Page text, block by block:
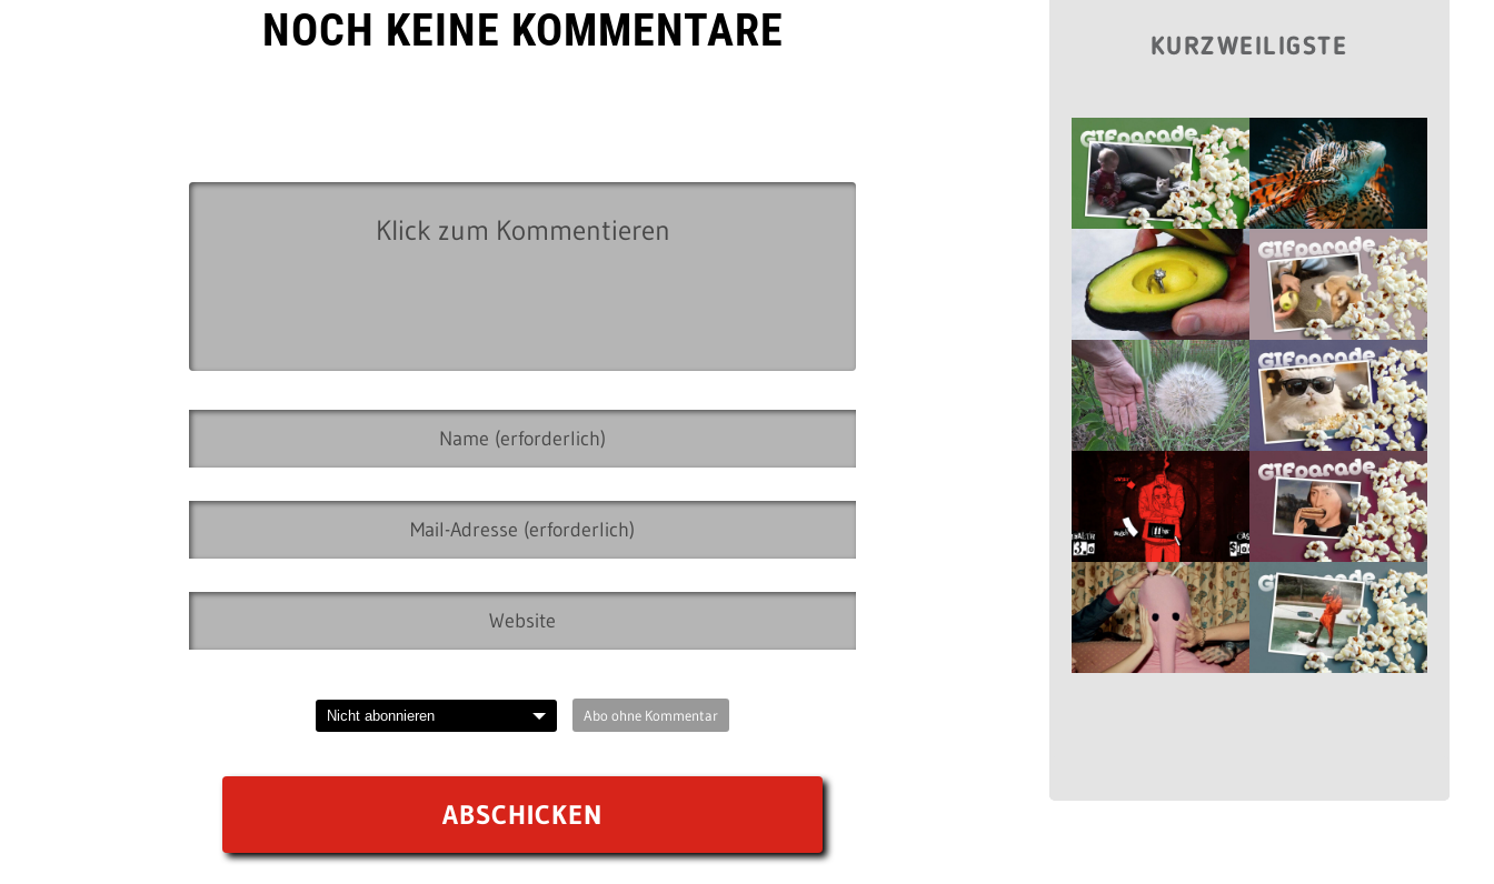
NOCH KEINE KOMMENTARE
Abo ohne Kommentar
KURZWEILIGSTE